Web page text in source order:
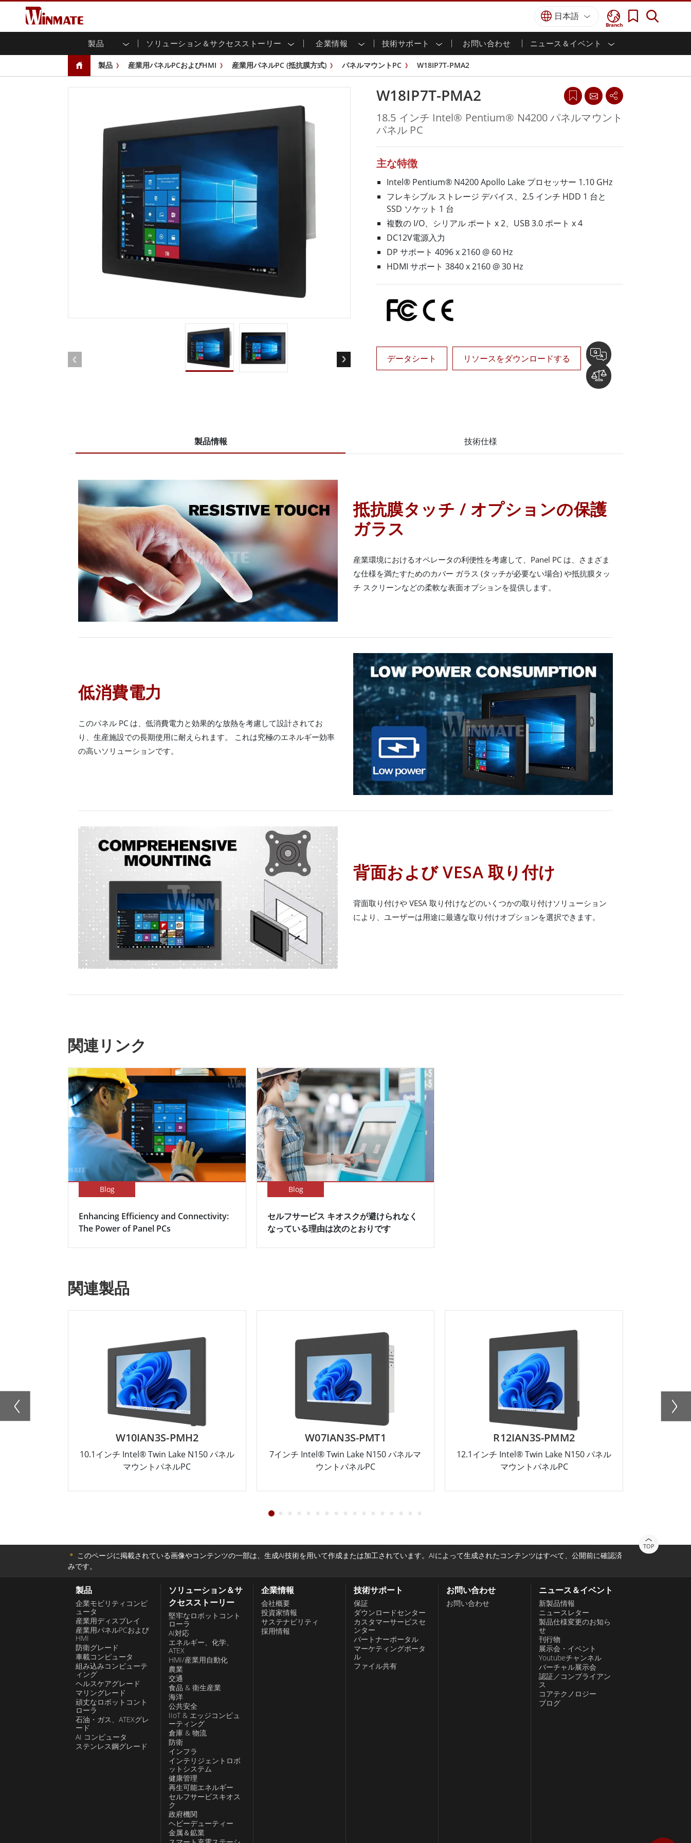
Branch
日本語
製品 ソリューション＆サクセスストーリー 企業情報 技術サポート お問い合わせ ニュース＆イベント
企業モビリティコンピュータ
頑丈なノートパソコン
堅牢タブレットコントローラー
Android堅牢タブレット
超堅牢タブレット
ラジオPoC
産業用ディスプレイ
マルチタッチ (P-
フロントIP65
USB Type-C
ステンレスシリー
ズ
屋外ディスプレイ
G-WINシリーズ /
リアマウント
ATEXグレード
産業用パネルPCおよびHMI
HMI (P-CAPタッチ)
産業用パネルPC (P-CAPタッチ)
産業用パネルPC (抵抗膜方式)
ステンレスシリーズ
G-WINシリーズ / IP67設計
ATEXグレード
バータイプパネルPC
エッジAIパネルPC
防衛頑丈なノートパソコン
防衛パネルPC
防衛ディスプレイ / NVIS ディスプレイ
地上管制ステーション
車載コンピュータ
Windows 車載コンピュータ
Android 車載コンピュータ
車載用タブレット
組み込みコンピューティング
ボックスPC / 防水頑丈なPC IP65
IoTゲートウェイ
ラジオゲートウェイ
ヘルスケアグレード
ヘルスケア堅牢タブレット
ヘルスケアパネルPC
ヘルスケアディスプレイ
マリングレード
船舶用ディスプレイ
船舶用組込みコンピュータ
頑丈なロボットコントローラ
エッジAIモビリティ
石油・ガス、ATEXグレード
ATEXグレード堅牢タブレット
ATEX認定 堅牢型ハンドヘルドコンピュ
More
AI コンピュータ
エッジ AI モビリティ
エッジ AIパネルPC
エッジ AI コンピューティング
ステンレス鋼グレード
ステンレスパネルPC
ステンレスディスプレイ
堅牢なロボットコントローラ AI対応 エネルギー、化学、ATEX
農業
交通 食品 & 衛生産業
海洋
倉庫 & 物流
インフラ
インテリジェントロボットシス
テム
健康管理
ヘビーデューティー
金属＆鉱業 スマート充電ステーション
会社概要 投資家情報 サステナビリティ
保証 ダウンロードセンター カスタマーサービスセンター
マーケティングポータル
ファイル共有
新製品情報 ニュースレター 製品仕様変更のお知らせ
展示会・イベント
Youtubeチャンネル バーチャル展示会
認証／コンプライアンス
製品 産業用パネルPCおよびHMI 産業用パネルPC (抵抗膜方式) パネルマウントPC W18IP7T-PMA2
W18IP7T-PMA2
18.5 インチ Intel® Pentium® N4200 パネルマウント
パネル PC
主な特徴
Intel® Pentium® N4200 Apollo Lake プロセッサー 1.10 GHz
フレキシブル ストレージ デバイス、2.5 インチ HDD 1 台と
SSD ソケット 1 台
複数の I/O、シリアル ポート x 2、USB 3.0 ポート x 4
DC12V電源入力
DP サポート 4096 x 2160 @ 60 Hz
HDMI サポート 3840 x 2160 @ 30 Hz
データシート リソースをダウンロードする
製品情報 技術仕様
抵抗膜タッチ / オプションの保護
ガラス
産業環境におけるオペレータの利便性を考慮して、Panel PC は、さまざま
な仕様を満たすためのカバー ガラス (タッチが必要ない場合) や抵抗膜タッ
チ スクリーンなどの柔軟な表面オプションを提供します。
低消費電力
このパネル PC は、低消費電力と効果的な放熱を考慮して設計されてお
り、生産施設での長期使用に耐えられます。 これは究極のエネルギー効率
の高いソリューションです。
背面および VESA 取り付け
背面取り付けや VESA 取り付けなどのいくつかの取り付けソリューション
により、ユーザーは用途に最適な取り付けオプションを選択できます。
関連リンク
Blog
Enhancing Efficiency and Connectivity:
The Power of Panel PCs
Blog
セルフサービス キオスクが避けられなく
なっている理由は次のとおりです
関連製品
W10IAN3S-PMH2
10.1インチ Intel® Twin Lake N150 パネル
マウントパネルPC
W07IAN3S-PMT1
7インチ Intel® Twin Lake N150 パネルマ
ウントパネルPC
R12IAN3S-PMM2
12.1インチ Intel® Twin Lake N150 パネル
マウントパネルPC
TOP
＊ このページに掲載されている画像やコンテンツの一部は、生成AI技術を用いて作成または加工されています。AIによって生成されたコンテンツはすべて、公開前に確認済
みです。
製品
企業モビリティコンピ
ュータ
産業用ディスプレイ
産業用パネルPCおよび
HMI
防衛グレード
車載コンピュータ
組み込みコンピューテ
ィング
ヘルスケアグレード
マリングレード
頑丈なロボットコント
ローラ
石油・ガス、ATEXグレ
ード
AI コンピュータ
ステンレス鋼グレード
ソリューション＆サ
クセスストーリー
堅牢なロボットコント
ローラ
AI対応
エネルギー、化学、
ATEX
HMI/産業用自動化
農業
交通
食品 & 衛生産業
海洋
公共安全
IIoT & エッジコンピュ
ーティング
倉庫 & 物流
防衛
インフラ
インテリジェントロボ
ットシステム
健康管理
再生可能エネルギー
セルフサービスキオス
ク
政府機関
ヘビーデューティー
金属＆鉱業
企業情報
会社概要
投資家情報
サステナビリティ
採用情報
技術サポート
保証
ダウンロードセンター
カスタマーサービスセ
ンター
パートナーポータル
マーケティングポータ
ル
ファイル共有
お問い合わせ
お問い合わせ
ニュース＆イベント
新製品情報
ニュースレター
製品仕様変更のお知ら
せ
刊行物
展示会・イベント
Youtubeチャンネル
バーチャル展示会
認証／コンプライアン
ス
コアテクノロジー
ブログ